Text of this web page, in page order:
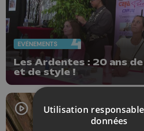
EVÈNEMENTS
Les Ardentes : 20 ans
et de style !
Utilisation
données